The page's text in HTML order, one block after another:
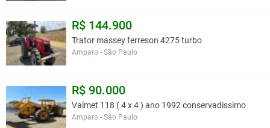
R$ 144.900
Trator massey ferreson 4275 turbo
Amparo - São Paulo
R$ 90.000
Valmet 118 ( 4 x 4 ) ano 1992 conservadissimo
Amparo - São Paulo